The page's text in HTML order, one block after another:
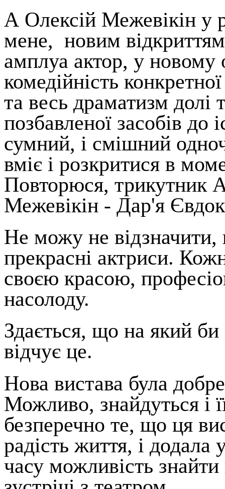
А Олексій Межевікін у
мене, новим
амплуа актор, у новому
комедійність
та весь драматизм долі
позбавленої засобів до
сумний, і смішний
вміє і розкритися в
Повторюся, трикутник
Межевікін - Дар'я
Не можу не відзначити,
прекрасні актриси.
своєю красою,
насолоду.
Здається, що на який би
відчує це.
Нова вистава була
Можливо, знайдуться і
безперечно те, що ця
радість життя, і додала
часу можливість